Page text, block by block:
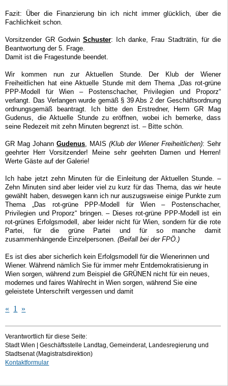
Fazit: Über die Finanzierung bin ich nicht immer glücklich, über die
Fachlichkeit schon.
Vorsitzender GR Godwin Schuster: Ich danke, Frau Stadträtin, für die
Beantwortung der 5. Frage.
Damit ist die Fragestunde beendet.
Wir kommen nun zur Aktuellen Stunde. Der Klub der Wiener
Freiheitlichen hat eine Aktuelle Stunde mit dem Thema „Das rot-grüne
PPP-Modell für Wien – Postenschacher, Privilegien und Proporz“
verlangt. Das Verlangen wurde gemäß § 39 Abs 2 der Geschäftsordnung
ordnungsgemäß beantragt. Ich bitte den Erstredner, Herrn GR Mag
Gudenus, die Aktuelle Stunde zu eröffnen, wobei ich bemerke, dass
seine Redezeit mit zehn Minuten begrenzt ist. – Bitte schön.
GR Mag JohannGudenus, MAIS (Klub der Wiener Freiheitlichen): Sehr
geehrter Herr Vorsitzender! Meine sehr geehrten Damen und Herren!
Werte Gäste auf der Galerie!
Ich habe jetzt zehn Minuten für die Einleitung der Aktuellen Stunde. –
Zehn Minuten sind aber leider viel zu kurz für das Thema, das wir heute
gewählt haben, deswegen kann ich nur auszugsweise einige Punkte zum
Thema „Das rot-grüne PPP-Modell für Wien – Postenschacher,
Privilegien und Proporz“ bringen. – Dieses rot-grüne PPP-Modell ist ein
rot-grünes Erfolgsmodell, aber leider nicht für Wien, sondern für die rote
Partei, für die grüne Partei und für so manche damit
zusammenhängende Einzelpersonen.(Beifall bei der FPÖ.)
Es ist dies aber sicherlich kein Erfolgsmodell für die Wienerinnen und
Wiener. Während nämlich Sie für immer mehr Entdemokratisierung in
Wien sorgen, während zum Beispiel dieGRÜNEN nicht für ein neues,
modernes und faires Wahlrecht in Wien sorgen, während Sie eine
geleistete Unterschrift vergessen und damit
« 1 »
Verantwortlich für diese Seite:
Stadt Wien | Geschäftsstelle Landtag, Gemeinderat, Landesregierung und
Stadtsenat (Magistratsdirektion)
Kontaktformular